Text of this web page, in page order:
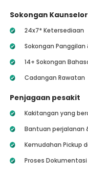
Sokongan
24x7* Ketersediaan
Sokongan Panggilan
14+ Sokongan
Cadangan Rawatan
Penjagaan pesakit
Kakitangan yang
Bantuan perjalanan
Kemudahan Pickup
Proses